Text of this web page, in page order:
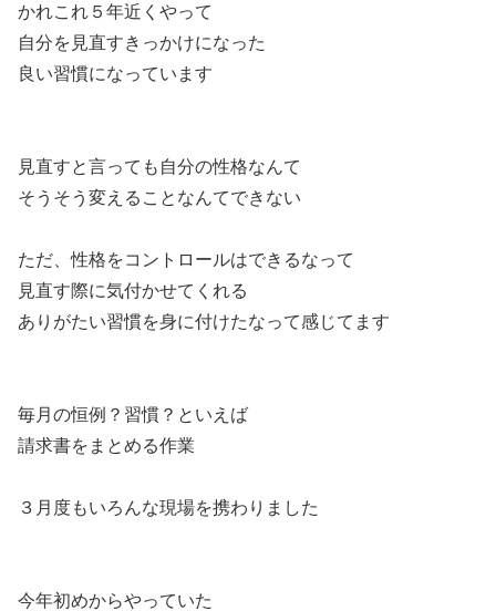
かれこれ５年近くやって
自分を見直すきっかけになった
良い習慣になっています
見直すと言っても自分の性格なんて
そうそう変えることなんてできない
ただ、性格をコントロールはできるなって
見直す際に気付かせてくれる
ありがたい習慣を身に付けたなって感じてます
毎月の恒例？習慣？といえば
請求書をまとめる作業
３月度もいろんな現場を携わりました
今年初めからやっていた